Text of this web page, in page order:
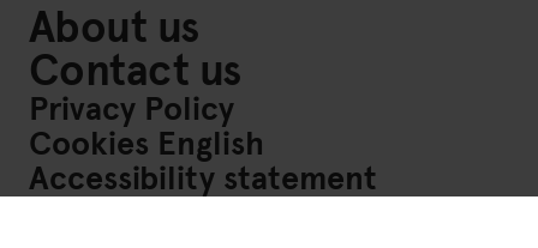
About us
Contact us
Privacy Policy
Cookies English
Accessibility statement